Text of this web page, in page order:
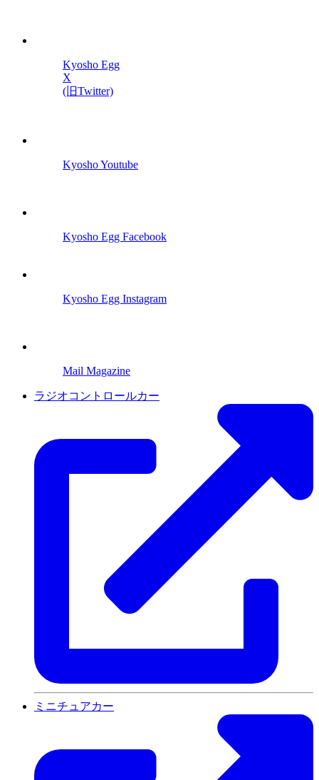
Kyosho Egg
X
(旧Twitter)
Kyosho Youtube
Kyosho Egg Facebook
Kyosho Egg Instagram
Mail Magazine
ラジオコントロールカー
ミニチュアカー